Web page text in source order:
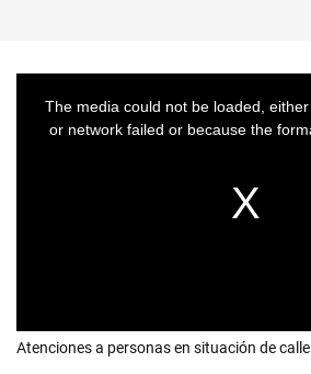
Atenciones a personas en situación de calle